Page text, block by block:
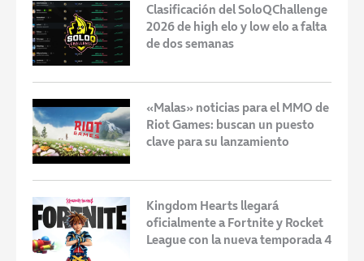
Clasificación del SoloQChallenge
2026 de high elo y low elo a falta
de dos semanas
«Malas» noticias para el MMO de
Riot Games: buscan un puesto
clave para su lanzamiento
Kingdom Hearts llegará
oficialmente a Fortnite y Rocket
League con la nueva temporada 4